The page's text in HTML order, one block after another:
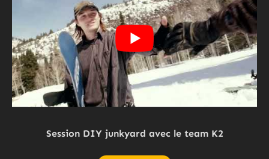
Session DIY junkyard avec le team K2